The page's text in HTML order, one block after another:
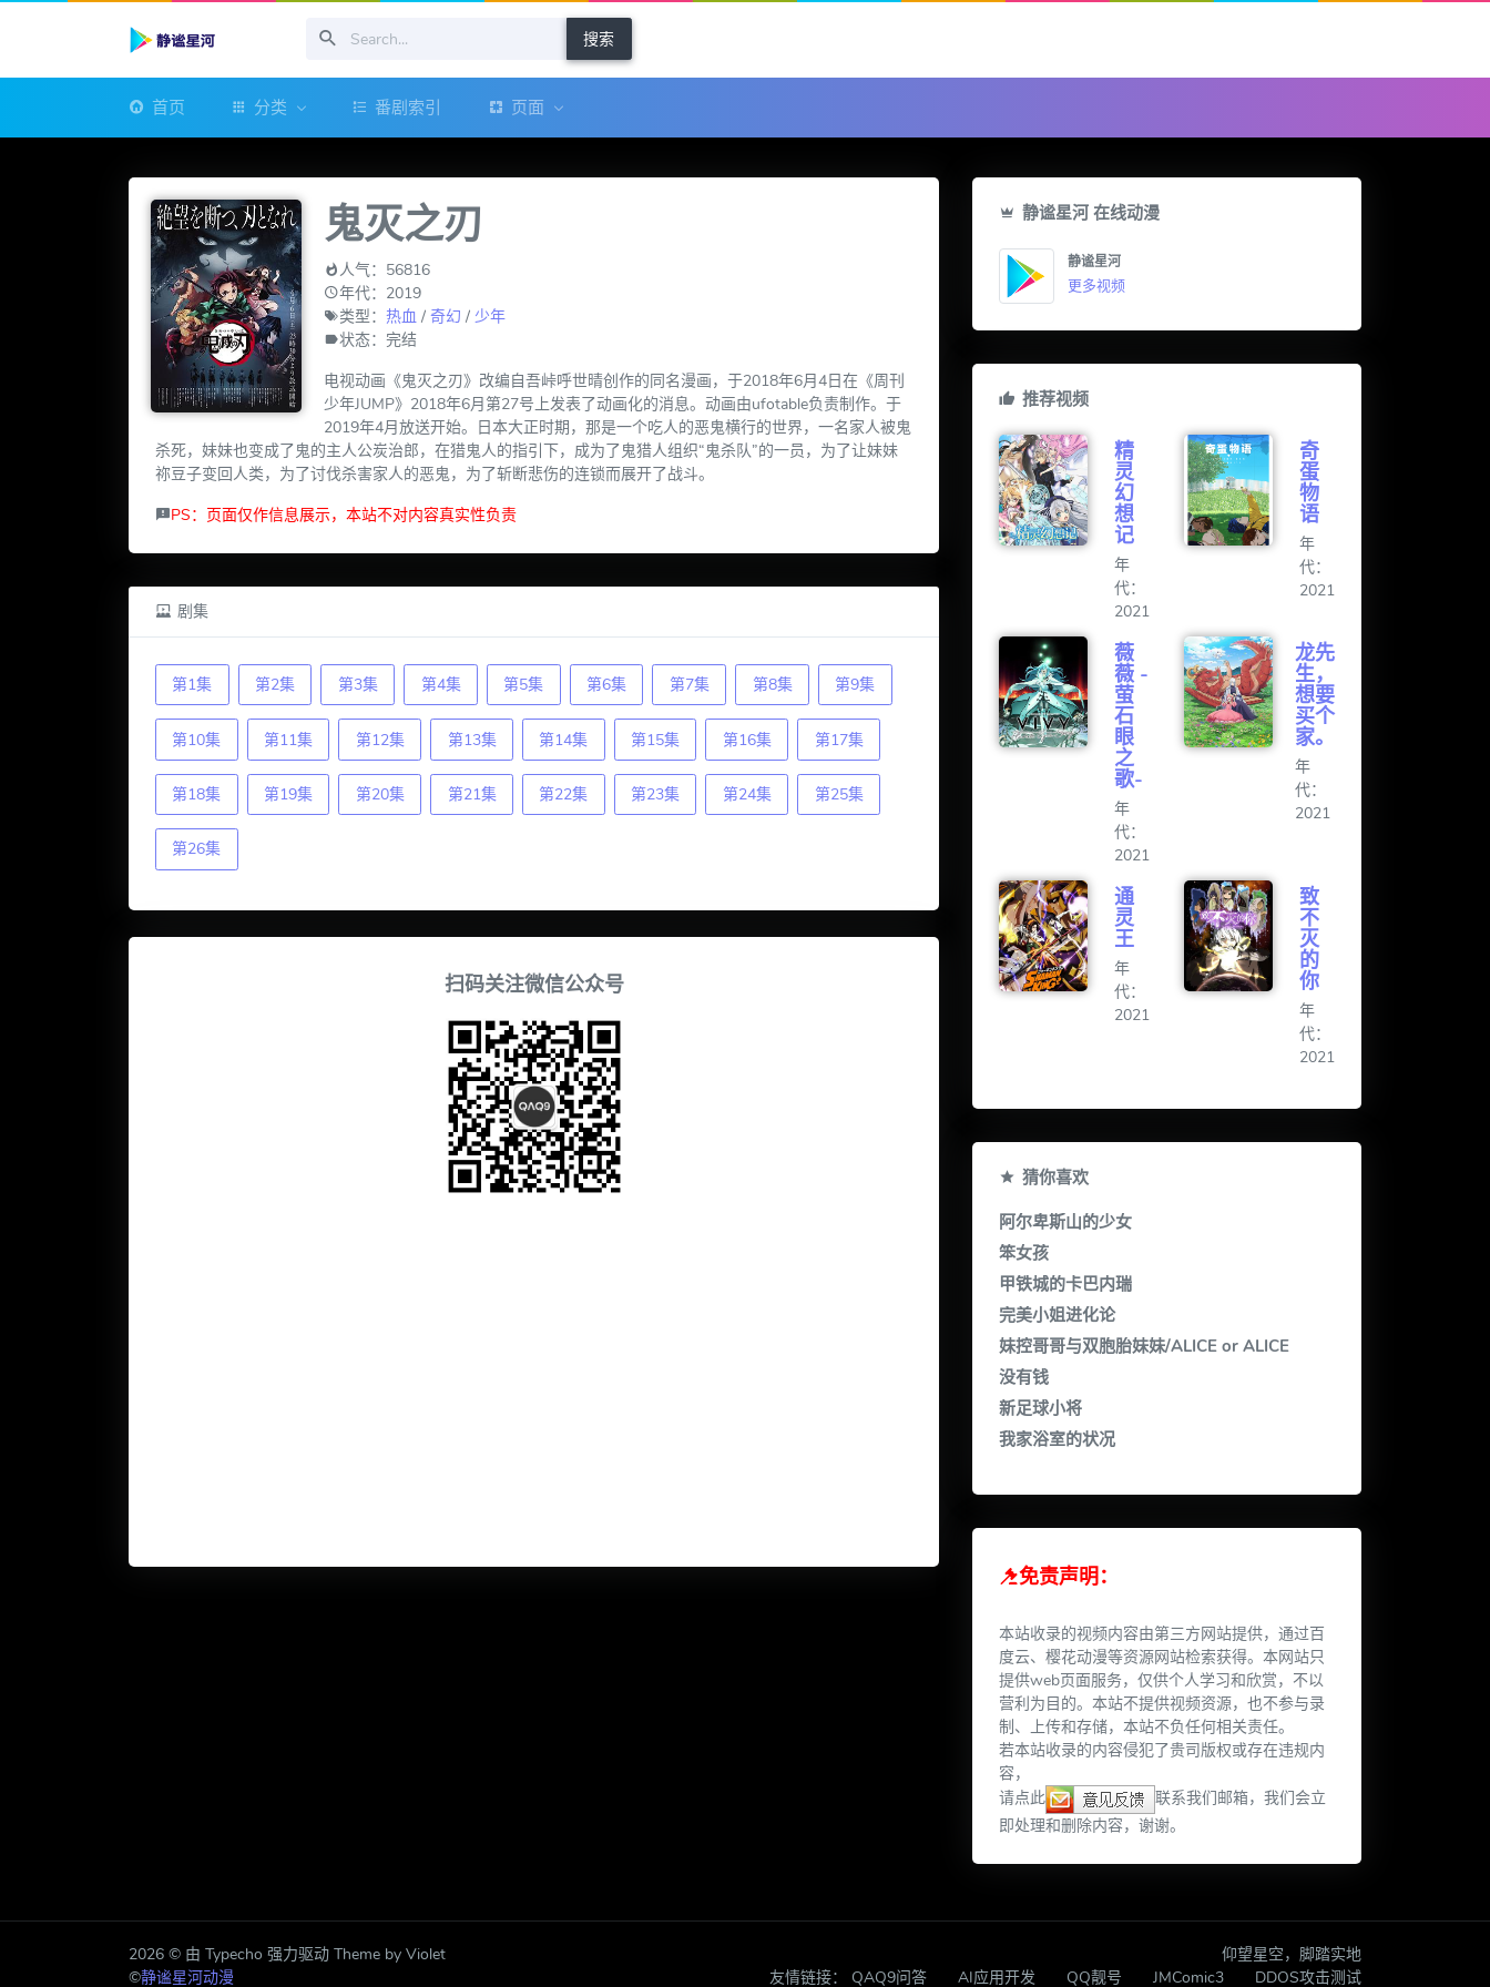
搜索
首页 分类 番剧索引 页面
鬼灭之刃
人气：56816
年代：2019
类型： 热血/ 奇幻 / 少年
状态：完结
电视动画《鬼灭之刃》改编自吾峠呼世晴创作的同名漫画，于2018年6月4日在《周刊
少年JUMP》2018年6月第27号上发表了动画化的消息。动画由ufotable负责制作。于
2019年4月放送开始。日本大正时期，那是一个吃人的恶鬼横行的世界，一名家人被鬼
杀死，妹妹也变成了鬼的主人公炭治郎，在猎鬼人的指引下，成为了鬼猎人组织“鬼杀队”的一员，为了让妹妹
祢豆子变回人类，为了讨伐杀害家人的恶鬼，为了斩断悲伤的连锁而展开了战斗。
PS：页面仅作信息展示，本站不对内容真实性负责
剧集
第1集 第2集 第3集 第4集 第5集 第6集 第7集 第8集 第9集
第10集 第11集 第12集 第13集 第14集 第15集 第16集 第17集
第18集 第19集 第20集 第21集 第22集 第23集 第24集 第25集
第26集
扫码关注微信公众号
静谧星河 在线动漫
静谧星河
更多视频
推荐视频
精
灵
幻
想
记
年
代：
2021
奇
蛋
物
语
年
代：
2021
薇
薇 -
萤
石
眼
之
歌-
年
代：
2021
龙先
生，
想要
买个
家。
年
代：
2021
通
灵
王
年
代：
2021
致
不
灭
的
你
年
代：
2021
猜你喜欢
阿尔卑斯山的少女
笨女孩
甲铁城的卡巴内瑞
完美小姐进化论
妹控哥哥与双胞胎妹妹/ALICE or ALICE
没有钱
新足球小将
我家浴室的状况
免责声明：
本站收录的视频内容由第三方网站提供，通过百
度云、樱花动漫等资源网站检索获得。本网站只
提供web页面服务，仅供个人学习和欣赏，不以
营利为目的。本站不提供视频资源，也不参与录
制、上传和存储，本站不负任何相关责任。
若本站收录的内容侵犯了贵司版权或存在违规内
容，
请点此
联系我们邮箱，我们会立
即处理和删除内容，谢谢。
2026 © 由 Typecho 强力驱动 Theme by Violet
©静谧星河动漫
仰望星空，脚踏实地
友情链接： QAQ9问答 AI应用开发 QQ靓号 JMComic3 DDOS攻击测试